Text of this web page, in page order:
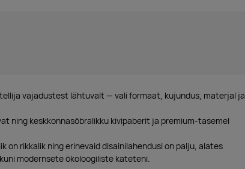
tellija vajadustest lähtuvalt — vali formaat, kujundus, materjal ja
ning keskkonnasõbralikku kivipaberit ja premium-tasemel
on rikkalik ning erinevaid disainilahendusi on palju, alates
modernsete ökoloogiliste kateteni.